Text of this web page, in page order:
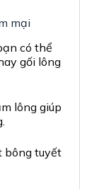
mại
có thể
gối lông
lông giúp
bông tuyết